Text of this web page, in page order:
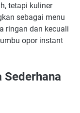
tetapi kuliner
sebagai menu
ringan dan kecuali
opor instant
Sederhana